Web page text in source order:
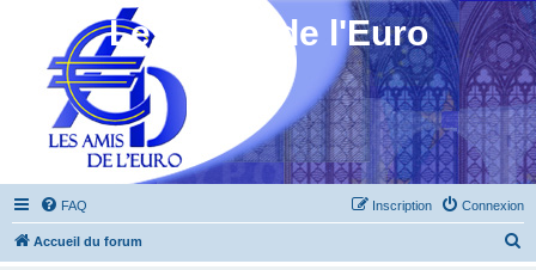
Les Amis de l'Euro
FAQ Connexion
Inscription
Accueil du forum